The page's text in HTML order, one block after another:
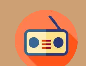
contenuto